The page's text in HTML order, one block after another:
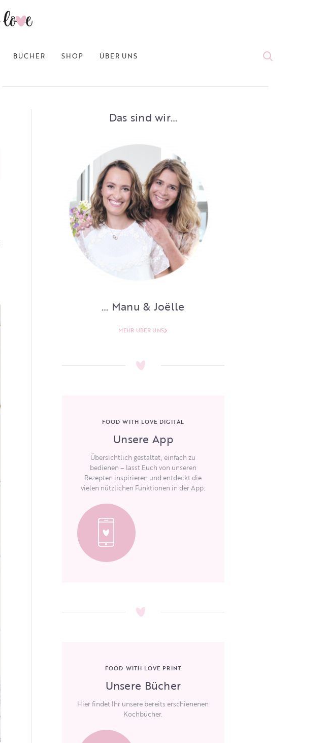
BÜCHER SHOP ÜBER UNS
Das sind wir…
… Manu & Joëlle
MEHR ÜBER UNS
FOOD WITH LOVE DIGITAL
Unsere App
Übersichtlich gestaltet, einfach zu
bedienen – lasst Euch von unseren
Rezepten inspirieren und entdeckt die
vielen nützlichen Funktionen in der App.
FOOD WITH LOVE PRINT
Unsere Bücher
Hier findet Ihr unsere bereits erschienenen
Kochbücher.